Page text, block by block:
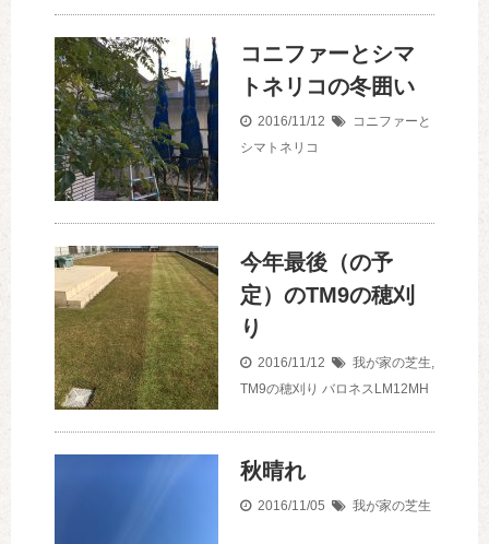
コニファーとシマ
トネリコの冬囲い
2016/11/12
コニファーと
シマトネリコ
今年最後（の予
定）のTM9の穂刈
り
2016/11/12 我が家の芝生,
TM9の穂刈り バロネスLM12MH
秋晴れ
2016/11/05 我が家の芝生